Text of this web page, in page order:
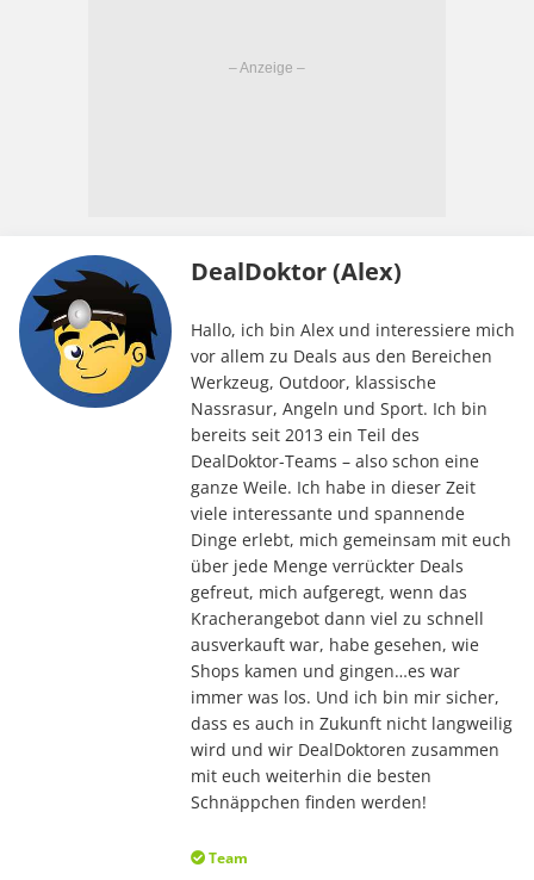
DealDoktor (Alex)
Hallo, ich bin Alex und interessiere mich
vor allem zu Deals aus den Bereichen
Werkzeug, Outdoor, klassische
Nassrasur, Angeln und Sport. Ich bin
bereits seit 2013 ein Teil des
DealDoktor-Teams – also schon eine
ganze Weile. Ich habe in dieser Zeit
viele interessante und spannende
Dinge erlebt, mich gemeinsam mit euch
über jede Menge verrückter Deals
gefreut, mich aufgeregt, wenn das
Kracherangebot dann viel zu schnell
ausverkauft war, habe gesehen, wie
Shops kamen und gingen…es war
immer was los. Und ich bin mir sicher,
dass es auch in Zukunft nicht langweilig
wird und wir DealDoktoren zusammen
mit euch weiterhin die besten
Schnäppchen finden werden!
Team